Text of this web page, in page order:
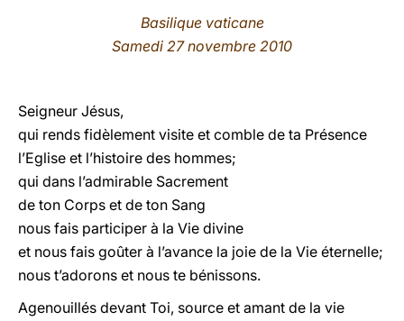
Basilique vaticane
Samedi 27 novembre 2010
Seigneur Jésus,
qui rends fidèlement visite et comble de ta Présence
l’Eglise et l’histoire des hommes;
qui dans l’admirable Sacrement
de ton Corps et de ton Sang
nous fais participer à la Vie divine
et nous fais goûter à l’avance la joie de la Vie éternelle;
nous t’adorons et nous te bénissons.
Agenouillés devant Toi, source et amant de la vie